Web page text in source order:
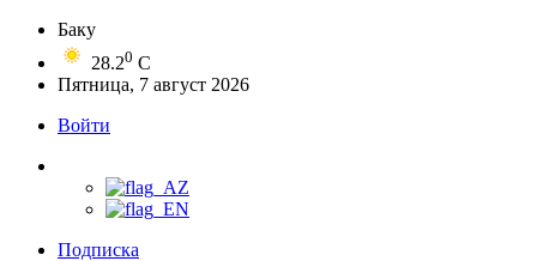
Баку
28.20 C
Пятница, 7 август 2026
Войти
Подписка